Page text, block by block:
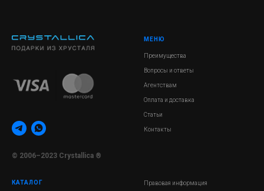
© 2006–2023 Crystallica ®
МЕНЮ
Преимущества
Вопросы и ответы
Агентствам
Оплата и доставка
Статьи
Контакты
КАТАЛОГ Правовая информация